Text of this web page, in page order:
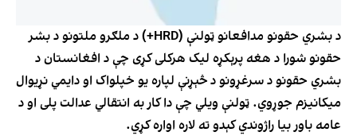
د بشري حقونو مدافعانو ټولنې (HRD+) د ملګرو ملتونو د بشر
حقونو شورا د هغه پرېکړه لیک هرکلی کړی چې د افغانستان د
بشري حقونو د سرغړونو د څېړنې لپاره یو خپلواک او دایمي نړیوال
میکانیزم جوړوي. ټولنې ویلي چې دا کار به انتقالي عدالت پلی او د
عامه باور بیا راژوندي کېدو ته لاره اواره کړي.